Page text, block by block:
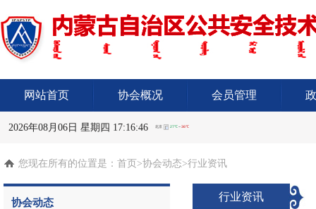
网站首页 协会概况 会员管理
2026年08月06日 星期四 17:16:46
您现在所有的位置是： 首页 >协会动态>行业资讯
协会动态 行业资讯